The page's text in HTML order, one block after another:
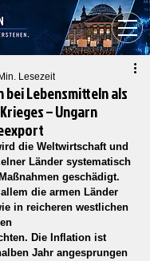
Lebensmitteln als
– Ungarn
Lesezeit
die Weltwirtschaft und
Länder systematisch
geschädigt.
die armen Länder
in reicheren westlichen
Die Inflation ist
Jahr angesprungen